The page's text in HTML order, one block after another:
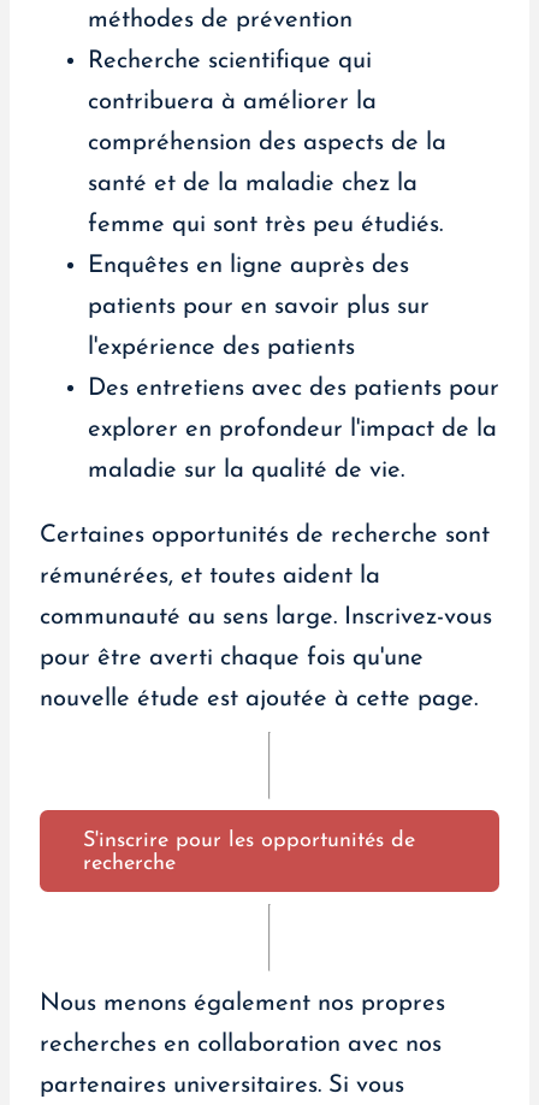
méthodes de prévention
Recherche scientifique qui
contribuera à améliorer la
compréhension des aspects de la
santé et de la maladie chez la
femme qui sont très peu étudiés.
Enquêtes en ligne auprès des
patients pour en savoir plus sur
l'expérience des patients
Des entretiens avec des patients pour
explorer en profondeur l'impact de la
maladie sur la qualité de vie.
Certaines opportunités de recherche sont
rémunérées, et toutes aident la
communauté au sens large. Inscrivez-vous
pour être averti chaque fois qu'une
nouvelle étude est ajoutée à cette page.
S'inscrire pour les opportunités de
recherche
Nous menons également nos propres
recherches en collaboration avec nos
partenaires universitaires. Si vous